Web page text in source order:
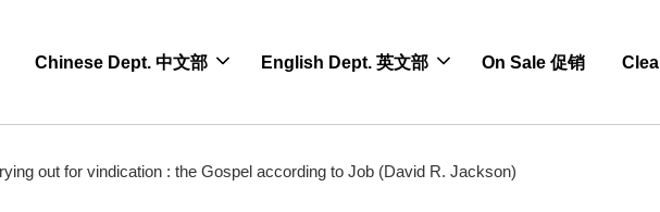
Chinese Dept. 中文部 English Dept. 英文部 On Sale 促销
out for vindication : the Gospel according to Job (David R. Jackson)